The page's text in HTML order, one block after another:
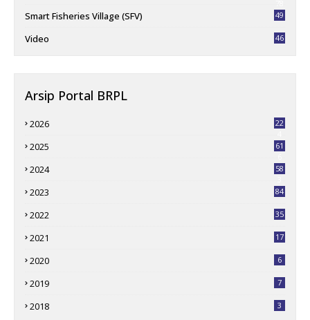
Smart Fisheries Village (SFV) 49
Video 46
Arsip Portal BRPL
2026
22
2025
61
2024
58
2023 84
2022 35
2021 17
2020 6
2019 7
2018 3